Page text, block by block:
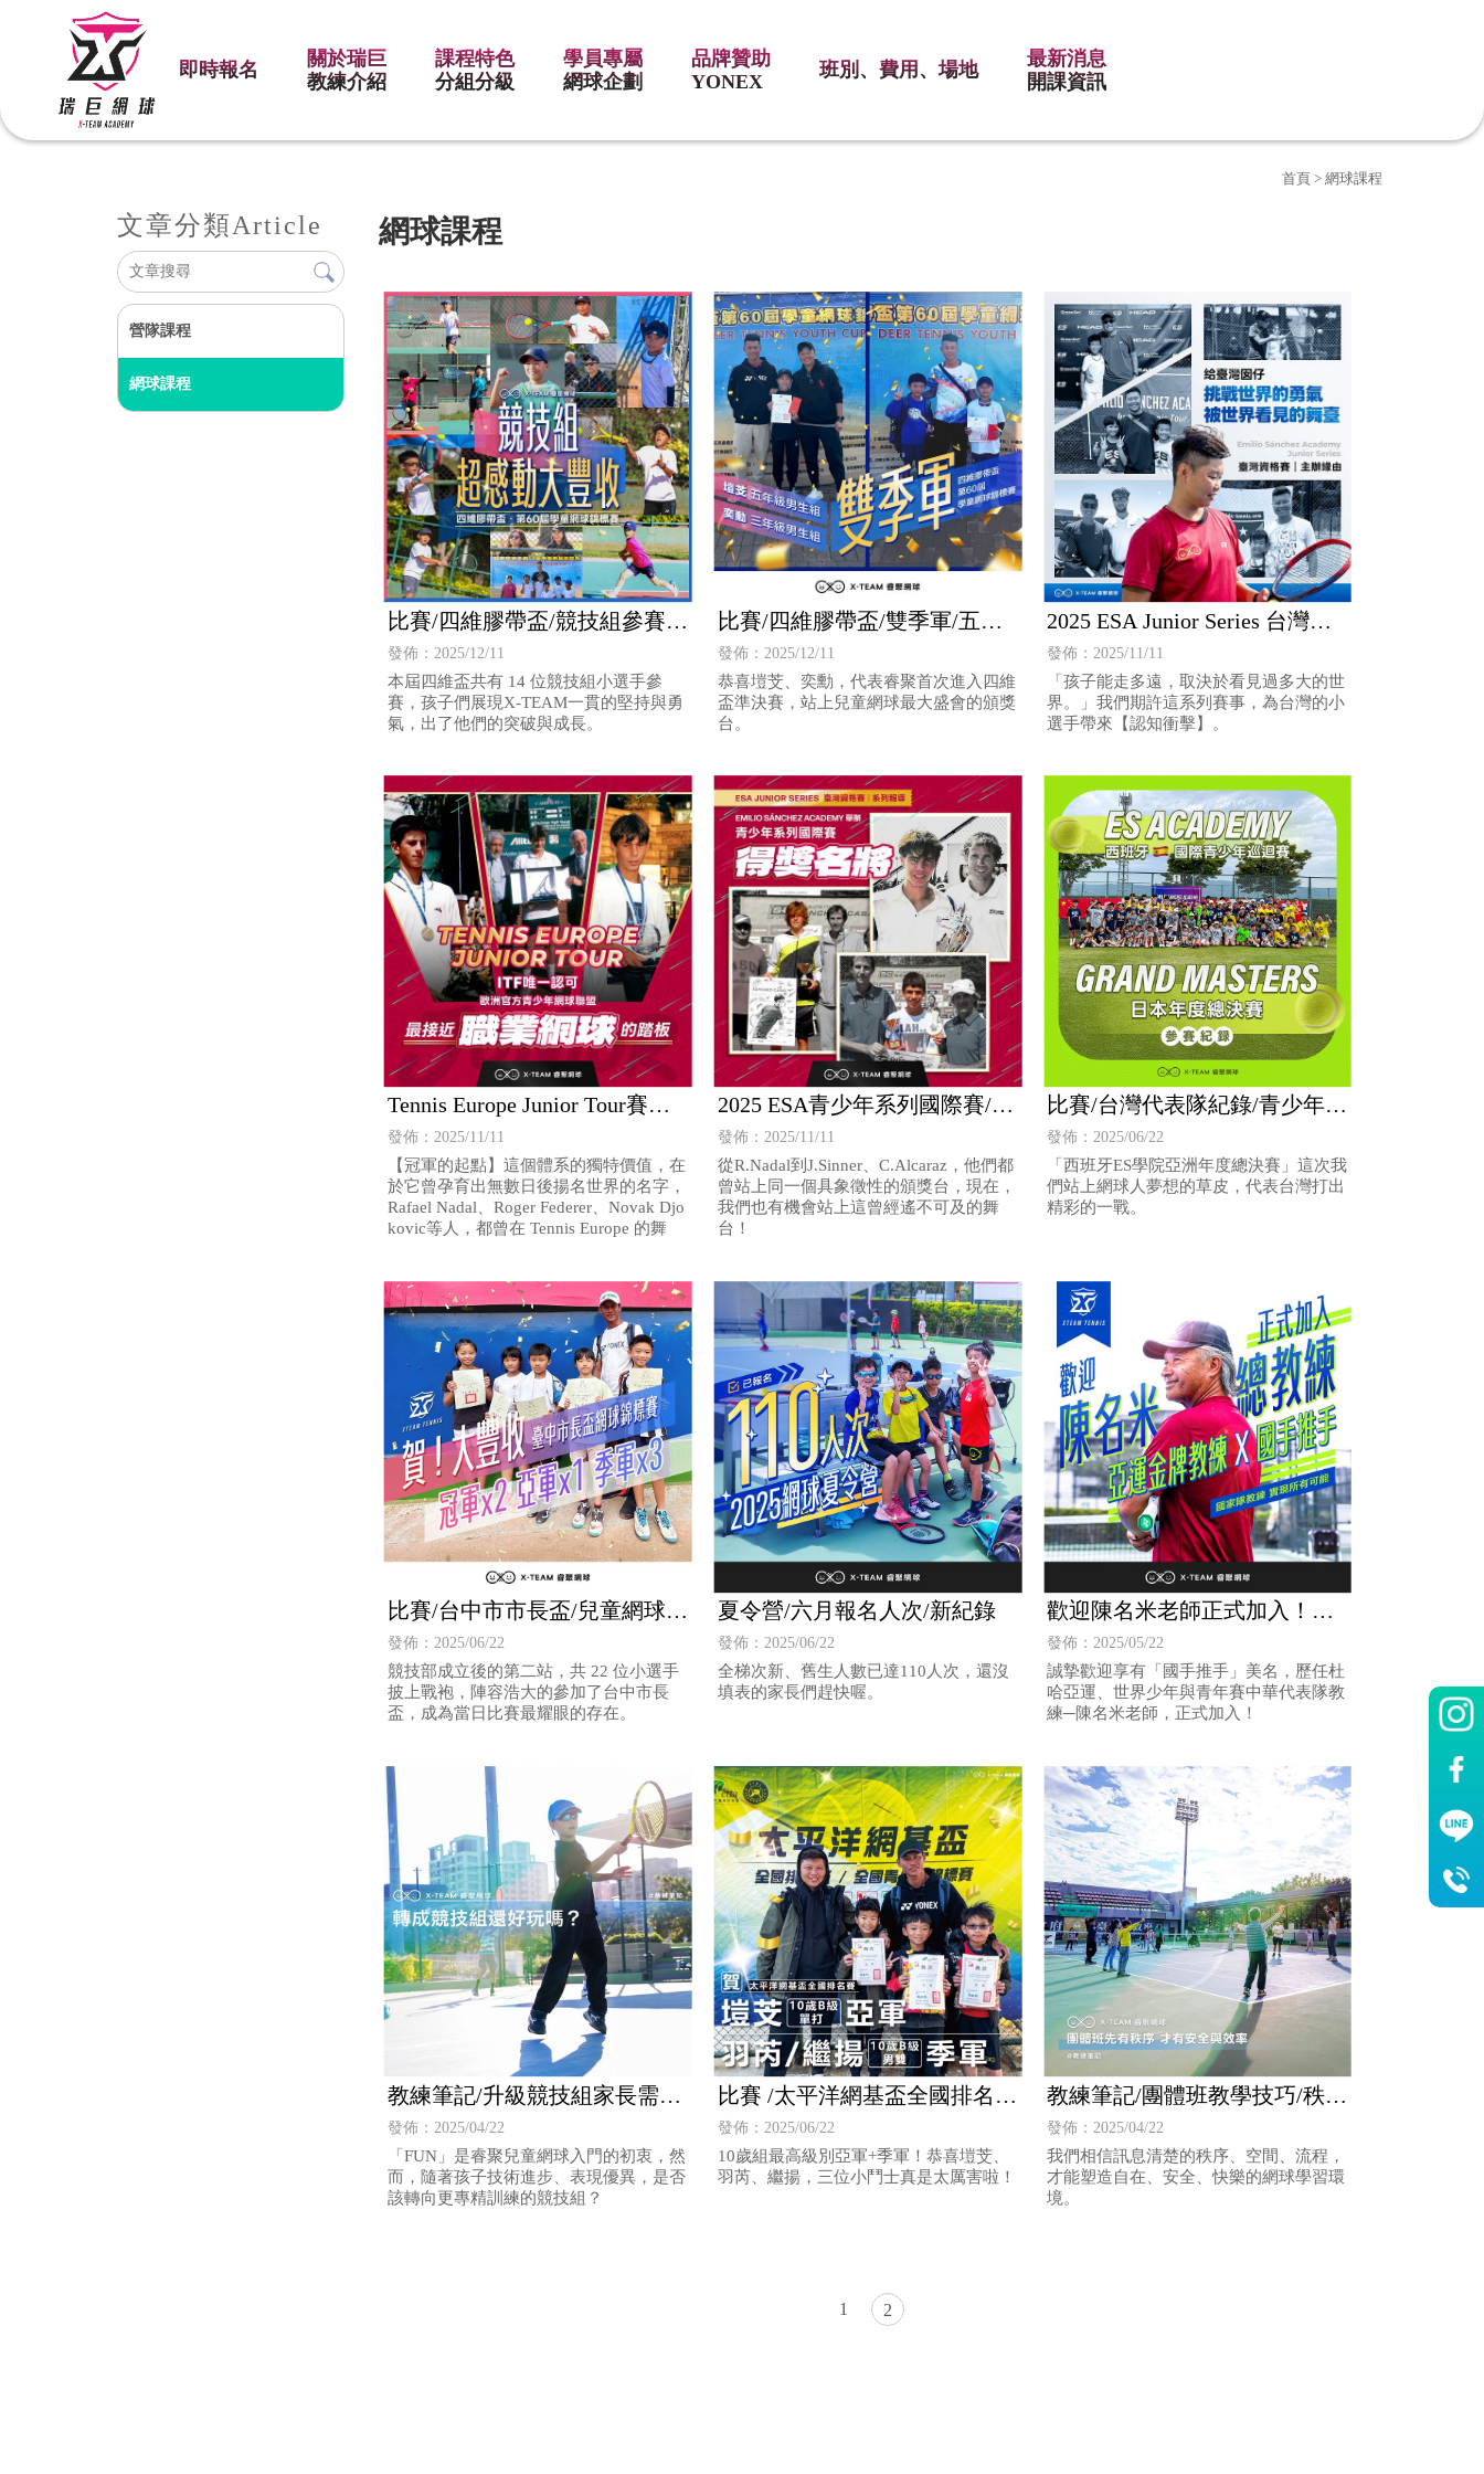
即時報名
關於瑞巨
教練介紹
課程特色
分組分級
學員專屬
網球企劃
品牌贊助
YONEX
班別、費用、場地
最新消息
開課資訊
首頁 > 網球課程
文章分類Article
營隊課程
網球課程
網球課程
比賽/四維膠帶盃/競技組參賽心
得/五年級/三年級
發佈：2025/12/11
本屆四維盃共有 14 位競技組小選手參
賽，孩子們展現X-TEAM一貫的堅持與勇
氣，出了他們的突破與成長。
比賽/四維膠帶盃/雙季軍/五年
級/三年級
發佈：2025/12/11
恭喜塏芠、奕勳，代表睿聚首次進入四維
盃準決賽，站上兒童網球最大盛會的頒獎
台。
2025 ESA Junior Series 台灣資
格賽 舉辦緣由 / 賽事期許
發佈：2025/11/11
「孩子能走多遠，取決於看見過多大的世
界。」我們期許這系列賽事，為台灣的小
選手帶來【認知衝擊】。
Tennis Europe Junior Tour賽事
介紹/ ESA Junior Series 台灣資
格賽系列報導
發佈：2025/11/11
【冠軍的起點】這個體系的獨特價值，在
於它曾孕育出無數日後揚名世界的名字，
Rafael Nadal、Roger Federer、Novak Djo
kovic等人，都曾在 Tennis Europe 的舞
2025 ESA青少年系列國際賽/得
獎名將/ESA Junior Series 台灣
資格賽系列報導
發佈：2025/11/11
從R.Nadal到J.Sinner、C.Alcaraz，他們都
曾站上同一個具象徵性的頒獎台，現在，
我們也有機會站上這曾經遙不可及的舞
台！
比賽/台灣代表隊紀錄/青少年年
終挑戰賽/西班牙ES學院亞洲年
度總決賽
發佈：2025/06/22
「西班牙ES學院亞洲年度總決賽」這次我
們站上網球人夢想的草皮，代表台灣打出
精彩的一戰。
比賽/台中市市長盃/兒童網球比
賽大豐收
發佈：2025/06/22
競技部成立後的第二站，共 22 位小選手
披上戰袍，陣容浩大的參加了台中市長
盃，成為當日比賽最耀眼的存在。
夏令營/六月報名人次/新紀錄
發佈：2025/06/22
全梯次新、舊生人數已達110人次，還沒
填表的家長們趕快喔。
歡迎陳名米老師正式加入！任
職瑞巨總教練
發佈：2025/05/22
誠摯歡迎享有「國手推手」美名，歷任杜
哈亞運、世界少年與青年賽中華代表隊教
練─陳名米老師，正式加入！
教練筆記/升級競技組家長需要
知道的事
發佈：2025/04/22
「FUN」是睿聚兒童網球入門的初衷，然
而，隨著孩子技術進步、表現優異，是否
該轉向更專精訓練的競技組？
比賽 /太平洋網基盃全國排名
賽/10歲男單/10歲男雙/亞軍/季
軍
發佈：2025/06/22
10歲組最高級別亞軍+季軍！恭喜塏芠、
羽芮、繼揚，三位小鬥士真是太厲害啦！
教練筆記/團體班教學技巧/秩
序/口令/安全/責任/效率
發佈：2025/04/22
我們相信訊息清楚的秩序、空間、流程，
才能塑造自在、安全、快樂的網球學習環
境。
1 2